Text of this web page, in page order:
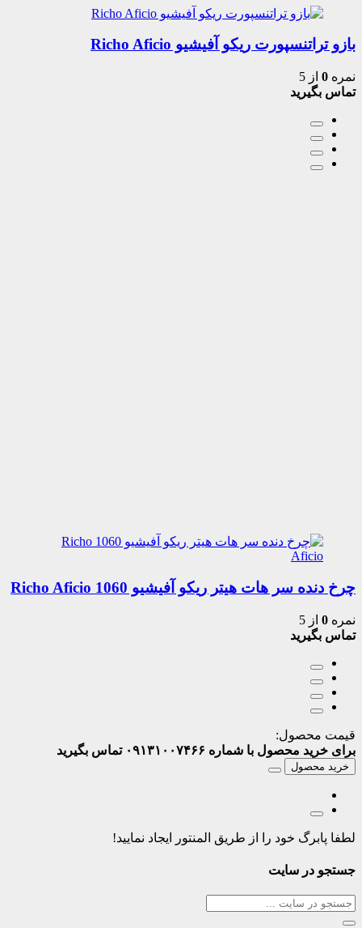
بازو تراتنسپورت ریکو آفیشیو Richo Aficio
نمره 0 از 5
تماس بگیرید
چرخ دنده سر هات هیتر ریکو آفیشیو 1060 Richo Aficio
نمره 0 از 5
تماس بگیرید
قیمت محصول:
برای خرید محصول با شماره ۰۹۱۳۱۰۰۷۴۶۶ تماس بگیرید
خرید محصول
لطفا پابرگ خود را از طریق المنتور ایجاد نمایید!
جستجو در سایت